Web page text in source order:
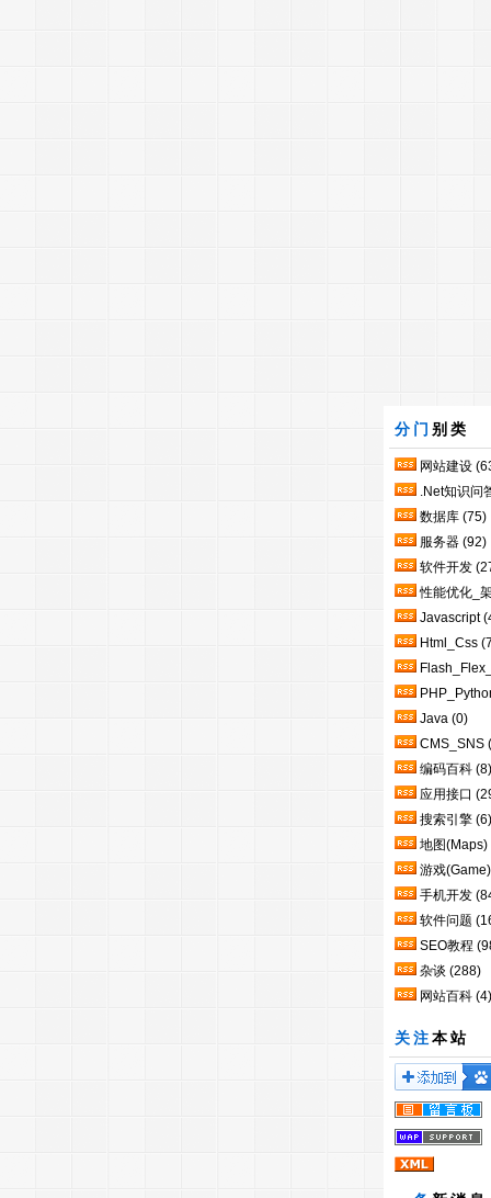
分门 别类
网站建设
.Net知识问
数据库 (75)
服务器 (92)
软件开发
性能优化_
Javascript
Html_Css
Java (0)
CMS_SNS
编码百科 (8)
应用接口
搜索引擎 (6)
地图(Maps)
游戏(Game)
手机开发
软件问题
SEO教程
杂谈 (288)
网站百科 (4)
关注本站